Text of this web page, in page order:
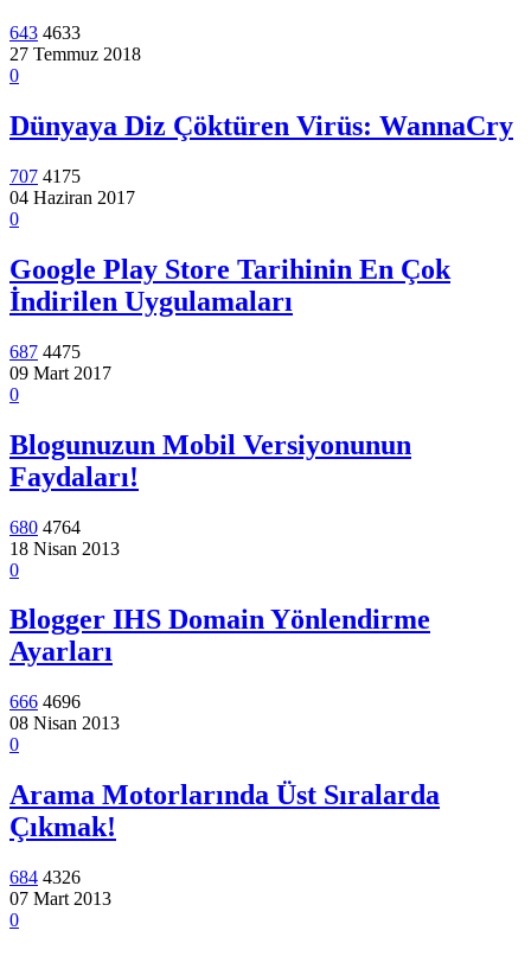
643 4633
27 Temmuz 2018
0
Dünyaya Diz Çöktüren Virüs: WannaCry
707 4175
04 Haziran 2017
0
Google Play Store Tarihinin En Çok
İndirilen Uygulamaları
687 4475
09 Mart 2017
0
Blogunuzun Mobil Versiyonunun
Faydaları!
680 4764
18 Nisan 2013
0
Blogger IHS Domain Yönlendirme
Ayarları
666 4696
08 Nisan 2013
0
Arama Motorlarında Üst Sıralarda
Çıkmak!
684 4326
07 Mart 2013
0